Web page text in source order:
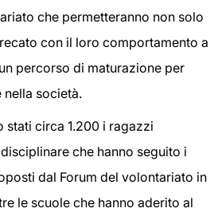
che permetteranno non solo
con il loro comportamento a
percorso di maturazione per
nella società.
stati circa 1.200 i ragazzi
che hanno seguito i
dal Forum del volontariato in
le scuole che hanno aderito al